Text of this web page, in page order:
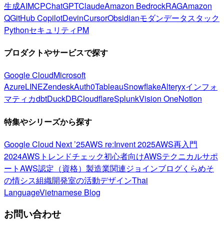
生成AIMCPChatGPTClaudeAmazon BedrockRAGAmazon
QGitHub CopilotDevinCursorObsidianモダンデータスタック
PythonセキュリティPM
プロダクトやサービスで探す
Google CloudMicrosoft
AzureLINEZendeskAuth0TableauSnowflakeAlteryxインフォ
マティカdbtDuckDBCloudflareSplunkVision OneNotion
特集やシリーズから探す
Google Cloud Next ’25AWS re:Invent 2025AWS再入門
2024AWSトレンドチェック初心者向けAWSテクニカルサポ
ートAWS認定（資格） 製造業関連ジョインブログくらめそ
の情シス組織開発室の活動デザインThai
LanguageVietnamese Blog
お問い合わせ